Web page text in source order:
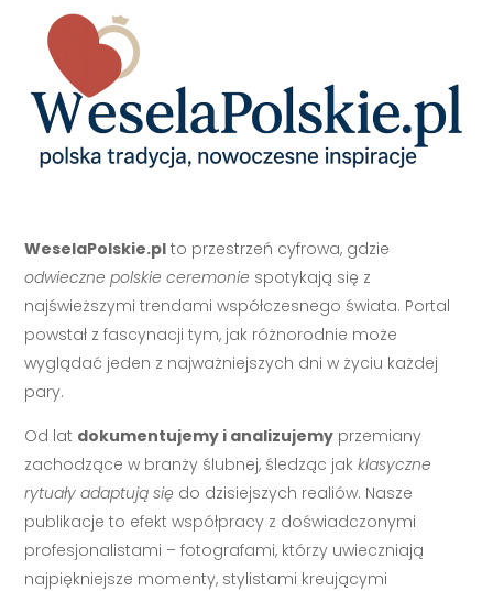
WeselaPolskie.pl to przestrzeń cyfrowa, gdzie
odwieczne polskie ceremonie spotykają się z
najświeższymi trendami współczesnego świata. Portal
powstał z fascynacji tym, jak różnorodnie może
wyglądać jeden z najważniejszych dni w życiu każdej
pary.
Od lat dokumentujemy i analizujemy przemiany
zachodzące w branży ślubnej, śledząc jakklasyczne
rytuały adaptują się do dzisiejszych realiów. Nasze
publikacje to efekt współpracy z doświadczonymi
profesjonalistami – fotografami, którzy uwieczniają
najpiękniejsze momenty, stylistami kreującymi